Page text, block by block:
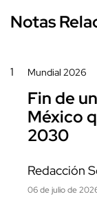
Notas
1 Mundial 2026
Fin de
México
2030
Redacción
06 de julio de